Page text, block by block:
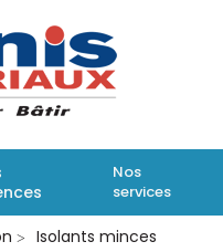
Nos
services
Isolants minces